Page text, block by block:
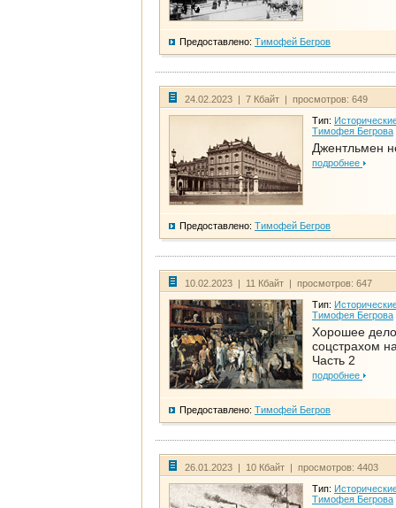
Предоставлено: Тимофей Бегров
24.02.2023 | 7 Кбайт | просмотров: 649
Тип:
Тимофея Бегрова
Джентльмен
подробнее
Предоставлено: Тимофей Бегров
10.02.2023 | 11 Кбайт | просмотров: 647
Тип:
Тимофея Бегрова
Хорошее дело
соцстрахом
Часть 2
подробнее
Предоставлено: Тимофей Бегров
26.01.2023 | 10 Кбайт | просмотров: 4403
Тип:
Тимофея Бегрова